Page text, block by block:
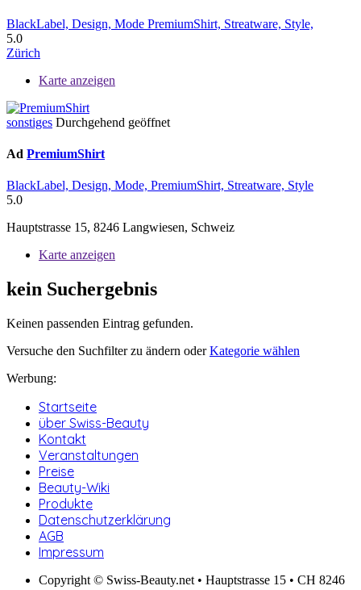
BlackLabel, Design, Mode PremiumShirt, Streatware, Style,
5.0
Zürich
Karte anzeigen
sonstiges Durchgehend geöffnet
Ad PremiumShirt
BlackLabel, Design, Mode, PremiumShirt, Streatware, Style
5.0
Hauptstrasse 15, 8246 Langwiesen, Schweiz
Karte anzeigen
kein Suchergebnis
Keinen passenden Eintrag gefunden.
Versuche den Suchfilter zu ändern oderKategorie wählen
Werbung:
Startseite
über Swiss-Beauty
Kontakt
Veranstaltungen
Preise
Beauty-Wiki
Produkte
Datenschutzerklärung
AGB
Impressum
Copyright © Swiss-Beauty.net • Hauptstrasse 15 • CH 8246